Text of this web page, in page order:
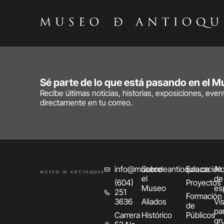
Sé parte de lo que está pasando en el
Recibe últimas noticias, historias, exposiciones,
directamente en tu correo.
info@museodeantioquia.co
(604)
251
3636
Carrera
Sobre
el
Museo
Aliados
Histórico
Educación
Proyectos
Formación
de
Públicos
de